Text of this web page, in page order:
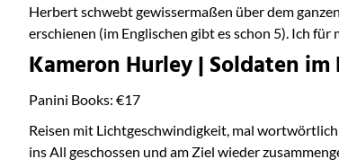
Herbert schwebt gewissermaßen über dem
erschienen (im Englischen gibt es schon 5). Ich
Kameron Hurley | Soldaten im
Panini Books: €17
Reisen mit Lichtgeschwindigkeit, mal
ins All geschossen und am Ziel wieder